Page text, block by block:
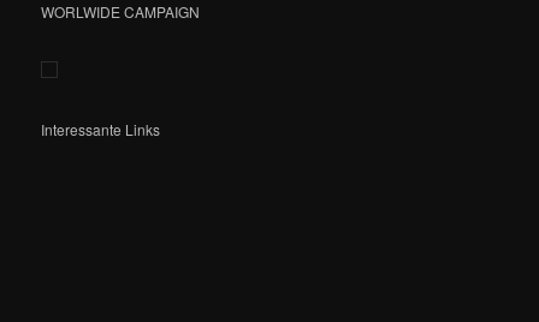
WORLWIDE CAMPAIGN
Interessante Links